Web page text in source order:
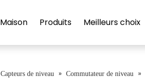
Maison Produits Meilleurs choix
Capteurs de niveau » Commutateur de niveau »